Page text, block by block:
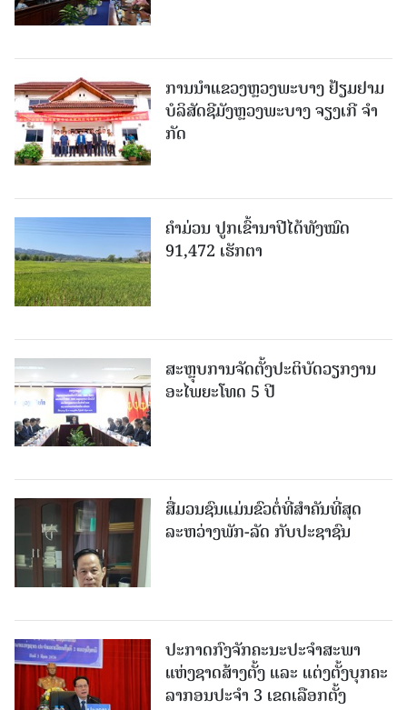
ການນຳແຂວງຫຼວງພະບາງ ຢ້ຽມ​ຢາມ
ບໍ​ລິ​ສັດຊີມັງຫຼວງພະບາງ ຈຽງເກີ ຈໍາ
ກັດ
ຄໍາມ່ວນ ປູກເຂົ້ານາປີໄດ້ທັງໝົດ
91,472 ເຮັກຕາ
ສະຫຼຸບການຈັດຕັ້ງປະຕິບັດວຽກງານ
ອະໄພຍະໂທດ 5 ປີ
ສື່ມວນຊົນແມ່ນຂົວຕໍ່ທີ່ສໍາຄັນທີ່ສຸດ
ລະຫວ່າງພັກ-ລັດ ກັບປະຊາຊົນ
ປະກາດກົງຈັກຄະນະປະຈໍາສະພາ
ແຫ່ງຊາດສ້າງຕັ້ງ ແລະ ແຕ່ງຕັ້ງບຸກຄະ
ລາກອນປະຈໍາ 3 ເຂດເລືອກຕັ້ງ